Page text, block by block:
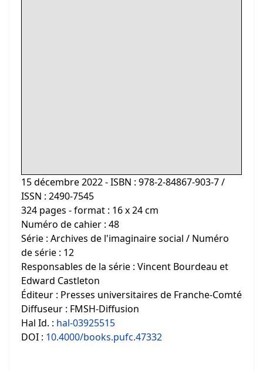
15 décembre 2022 - ISBN : 978-2-84867-903-7 /
ISSN : 2490-7545
324 pages - format : 16 x 24 cm
Numéro de cahier : 48
Série : Archives de l'imaginaire social / Numéro
de série : 12
Responsables de la série : Vincent Bourdeau et
Edward Castleton
Éditeur : Presses universitaires de Franche-Comté
Diffuseur : FMSH-Diffusion
Hal Id. : hal-03925515
DOI : 10.4000/books.pufc.47332